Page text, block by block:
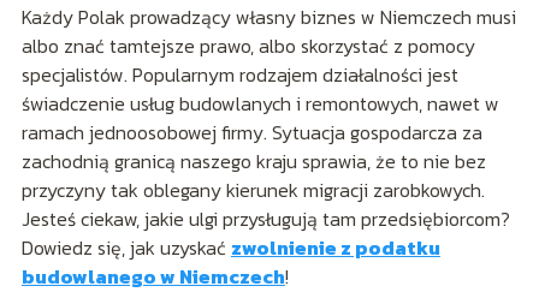
Każdy Polak prowadzący własny biznes w Niemczech musi
albo znać tamtejsze prawo, albo skorzystać z pomocy
specjalistów. Popularnym rodzajem działalności jest
świadczenie usług budowlanych i remontowych, nawet w
ramach jednoosobowej firmy. Sytuacja gospodarcza za
zachodnią granicą naszego kraju sprawia, że to nie bez
przyczyny tak oblegany kierunek migracji zarobkowych.
Jesteś ciekaw, jakie ulgi przysługują tam przedsiębiorcom?
Dowiedz się, jak uzyskać zwolnienie z podatku
budowlanego w Niemczech!